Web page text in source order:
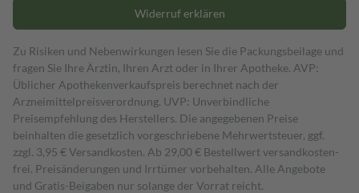
Widerruf erklären
Zu Risiken und Nebenwirkungen lesen Sie die Packungsbeilage und
fragen Sie Ihre Ärztin, Ihren Arzt oder in Ihrer Apotheke. AVP:
Üblicher Apothekenverkaufspreis berechnet nach der
Arzneimittelpreisverordnung. UVP: Unverbindliche
Preisempfehlung des Herstellers. Die angegebenen Preise
beinhalten die gesetzlich vorgeschriebene Mehrwertsteuer, ggf.
zzgl. 3,95 € Versandkosten. Ab 29,00 € Bestell­wert versand­kosten­
frei. Preisänderungen und Irrtümer vorbehalten. Alle Angebote
und Gratis-Beigaben nur solange der Vorrat reicht.